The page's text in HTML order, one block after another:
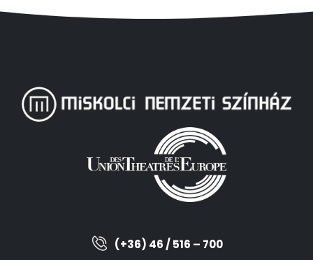
(+36) 46 / 516 – 700